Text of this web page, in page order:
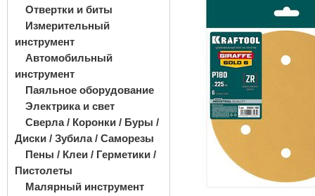
Отвертки и биты
Измерительный
инструмент
Автомобильный
инструмент
Паяльное оборудование
Электрика и свет
Сверла / Коронки / Буры /
Диски / Зубила / Саморезы
Пены / Клеи / Герметики /
Пистолеты
Малярный инструмент